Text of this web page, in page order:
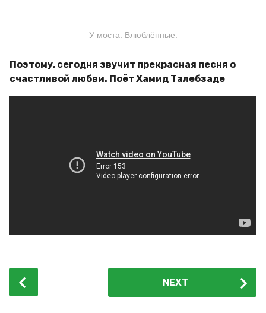
У моста. Влюблённые.
Поэтому, сегодня звучит прекрасная песня о
счастливой любви. Поёт Хамид Талебзаде
o
NEXT